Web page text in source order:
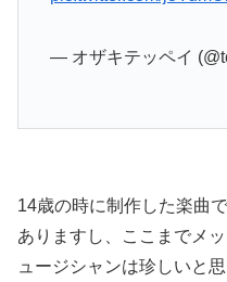
— オザキテッペイ
14歳の時に制作した楽曲
ありますし、ここまでメ
ュージシャンは珍しいと思